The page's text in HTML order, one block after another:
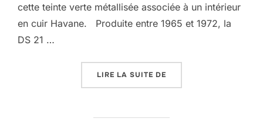
cette teinte verte métallisée associée à un intérieur
en cuir Havane. Produite entre 1965 et 1972, la
DS 21 …
LIRE LA SUITE DE